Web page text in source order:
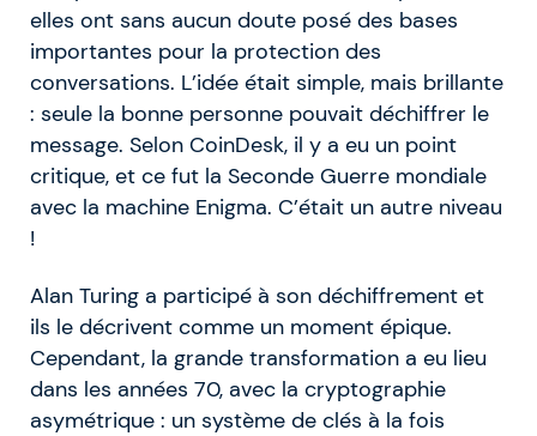
elles ont sans aucun doute posé des bases
importantes pour la protection des
conversations. L’idée était simple, mais brillante
: seule la bonne personne pouvait déchiffrer le
message. Selon CoinDesk, il y a eu un point
critique, et ce fut la Seconde Guerre mondiale
avec la machine Enigma. C’était un autre niveau
!
Alan Turing a participé à son déchiffrement et
ils le décrivent comme un moment épique.
Cependant, la grande transformation a eu lieu
dans les années 70, avec la cryptographie
asymétrique : un système de clés à la fois